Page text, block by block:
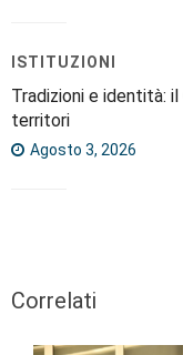
ISTITUZIONI
Tradizioni e identità:
territori
Agosto 3, 2026
Correlati